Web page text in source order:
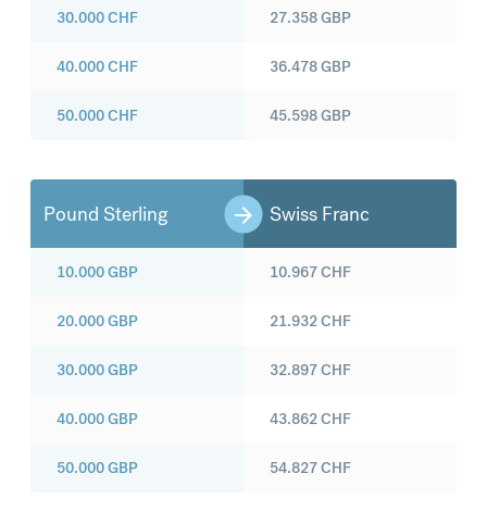
30.000CHF
40.000CHF
50.000CHF
27.358GBP
36.478GBP
45.598GBP
Pound Sterling Swiss Franc
10.000GBP
20.000GBP
30.000GBP
40.000GBP
50.000GBP
10.967CHF
21.932CHF
32.897CHF
43.862CHF
54.827CHF